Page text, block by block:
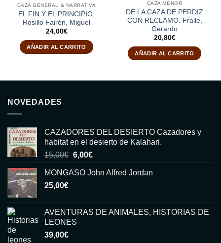
CAZA GENERAL & NARRATIVA
EL FIN Y EL PRINCIPIO;
Rosillo Fairén, Miguel
24,00€
AÑADIR AL CARRITO
CAZA MENOR
DE LA CAZA DE PERDIZ
CON RECLAMO. Fraile,
Gerardo
20,80€
AÑADIR AL CARRITO
NOVEDADES
CAZADORES DEL DESIERTO Cazadores y
habitat en el desierto de Kalahari.
15,00€ El
original
6,00€El
actual
MONGASO John Alfred Jordan
25,00€
AVENTURAS DE ANIMALES, HISTORIAS DE
LEONES
39,00€